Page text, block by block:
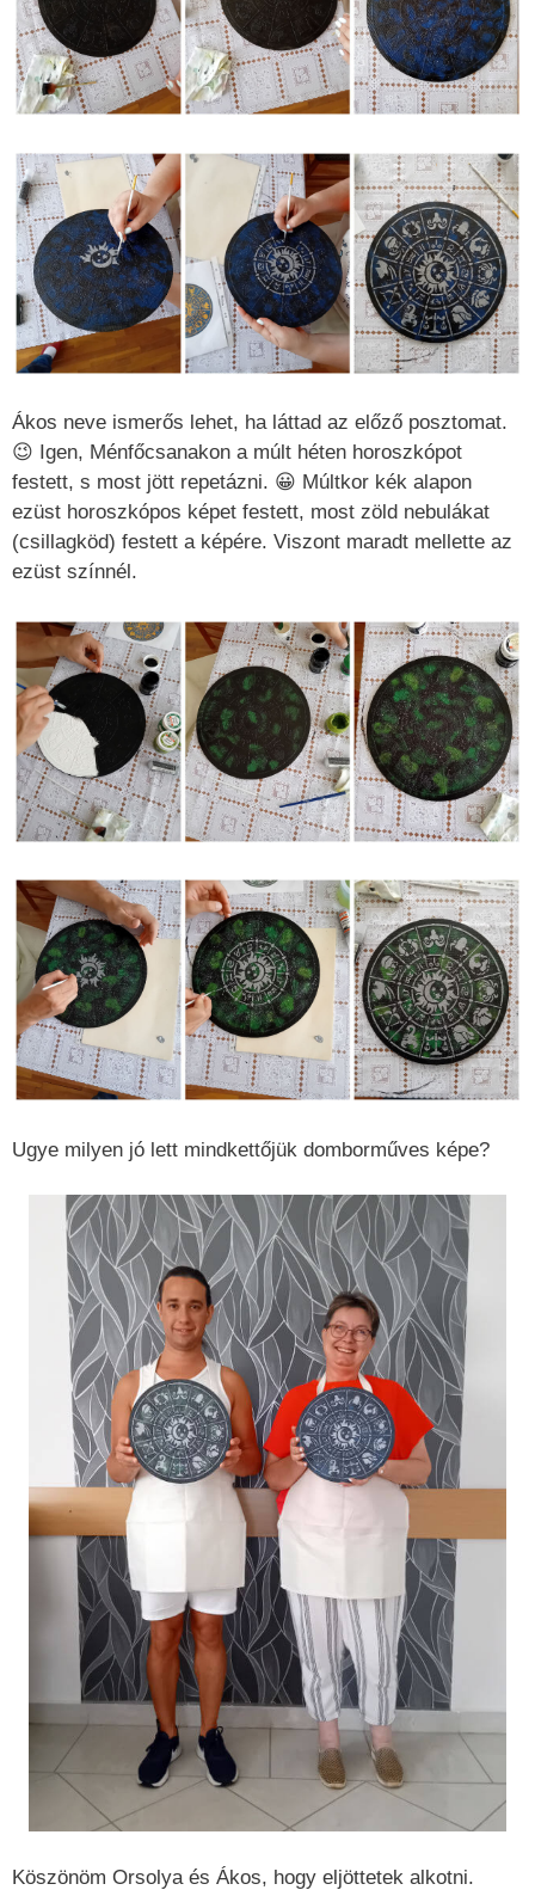
Ákos neve ismerős lehet, ha láttad az előző posztomat.
😉 Igen, Ménfőcsanakon a múlt héten horoszkópot
festett, s most jött repetázni. 😀 Múltkor kék alapon
ezüst horoszkópos képet festett, most zöld nebulákat
(csillagköd) festett a képére. Viszont maradt mellette az
ezüst színnél.
Ugye milyen jó lett mindkettőjük domborműves képe?
Köszönöm Orsolya és Ákos, hogy eljöttetek alkotni.